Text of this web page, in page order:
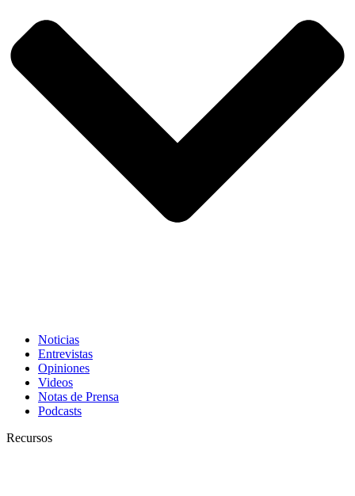
Noticias
Entrevistas
Opiniones
Videos
Notas de Prensa
Podcasts
Recursos